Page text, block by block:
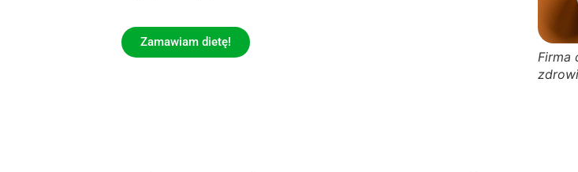
Zamawiam dietę!
Firma